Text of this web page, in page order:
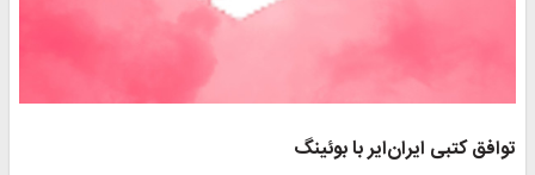
توافق کتبی ایران‌ایر با بوئینگ